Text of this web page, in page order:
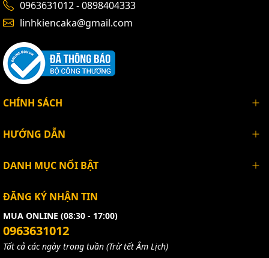
0963631012 - 0898404333
linhkiencaka@gmail.com
CHÍNH SÁCH
HƯỚNG DẪN
DANH MỤC NỔI BẬT
ĐĂNG KÝ NHẬN TIN
MUA ONLINE (08:30 - 17:00)
0963631012
Tất cả các ngày trong tuần (Trừ tết Âm Lịch)